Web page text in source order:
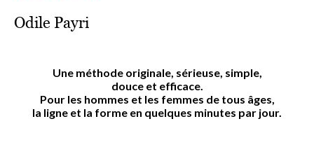
Odile Payri
Une méthode originale, sérieuse, simple,
douce et efficace.
Pour les hommes et les femmes de tous âges,
la ligne et la forme en quelques minutes par jour.